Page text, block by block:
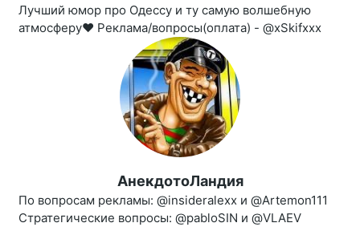
Лучший юмор про Одессу и ту самую волшебную
атмосферу❤ Реклама/вопросы(оплата) - @xSkifxxx
АнекдотоЛандия
По вопросам рекламы: @insideralexx и @Artemon111
Стратегические вопросы: @pabloSIN и @VLAEV